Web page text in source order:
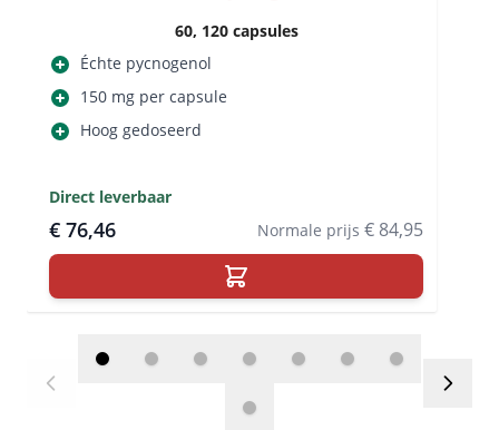
60, 120 capsules
Échte pycnogenol
150 mg per capsule
Hoog gedoseerd
Direct leverbaar
€ 76,46 Normale prijs € 84,95